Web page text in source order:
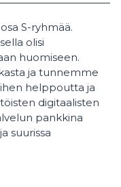
S-ryhmää.
olisi
huomiseen.
ja tunnemme
helppoutta ja
digitaalisten
pankkina
suurissa